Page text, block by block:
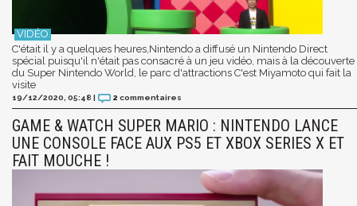
C'était il y a quelques heures,Nintendo a diffusé un Nintendo Direct
spécial puisqu'il n'était pas consacré à un jeu vidéo, mais à la découverte
du Super Nintendo World, le parc d'attractions C'est Miyamoto qui fait la
visite
19/12/2020, 05:48 | 2 commentaires
GAME & WATCH SUPER MARIO : NINTENDO LANCE
UNE CONSOLE FACE AUX PS5 ET XBOX SERIES X ET
FAIT MOUCHE !